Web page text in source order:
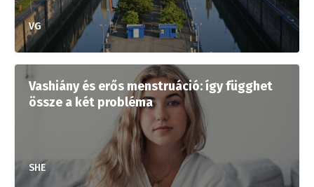
VG
Vashiány és erős menstruáció: így függhet
össze a két probléma
SHE